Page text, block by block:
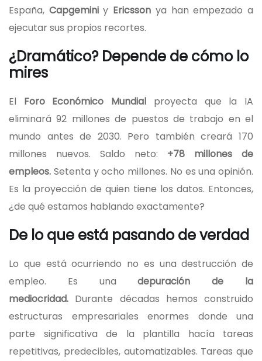
España, Capgeminiy Ericsson ya han empezado a
ejecutar sus propios recortes.
¿Dramático? Depende de cómo lo
mires
El Foro Económico Mundial proyecta que la IA
eliminará 92 millones de puestos de trabajo en el
mundo antes de 2030. Pero también creará 170
millones nuevos. Saldo neto: +78 millones de
empleos. Setenta y ocho millones. No es una opinión.
Es la proyección de quien tiene los datos. Entonces,
¿de qué estamos hablando exactamente?
De lo que está pasando de verdad
Lo que está ocurriendo no es una destrucción de
empleo. Es unadepuración de la
mediocridad. Durante décadas hemos construido
estructuras empresariales enormes donde una
parte significativa de la plantilla hacía tareas
repetitivas, predecibles, automatizables. Tareas que